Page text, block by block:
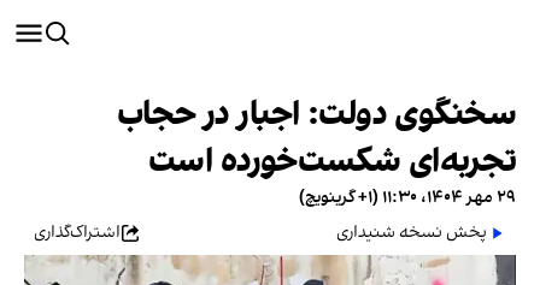
سخنگوی دولت: اجبار در حجاب
تجربه‌ای شکست‌خورده است
۲۹ مهر ۱۴۰۴، ۱۱:۳۰ (‎+۱ گرینویچ)
پخش نسخه شنیداری
اشتراک‌گذاری